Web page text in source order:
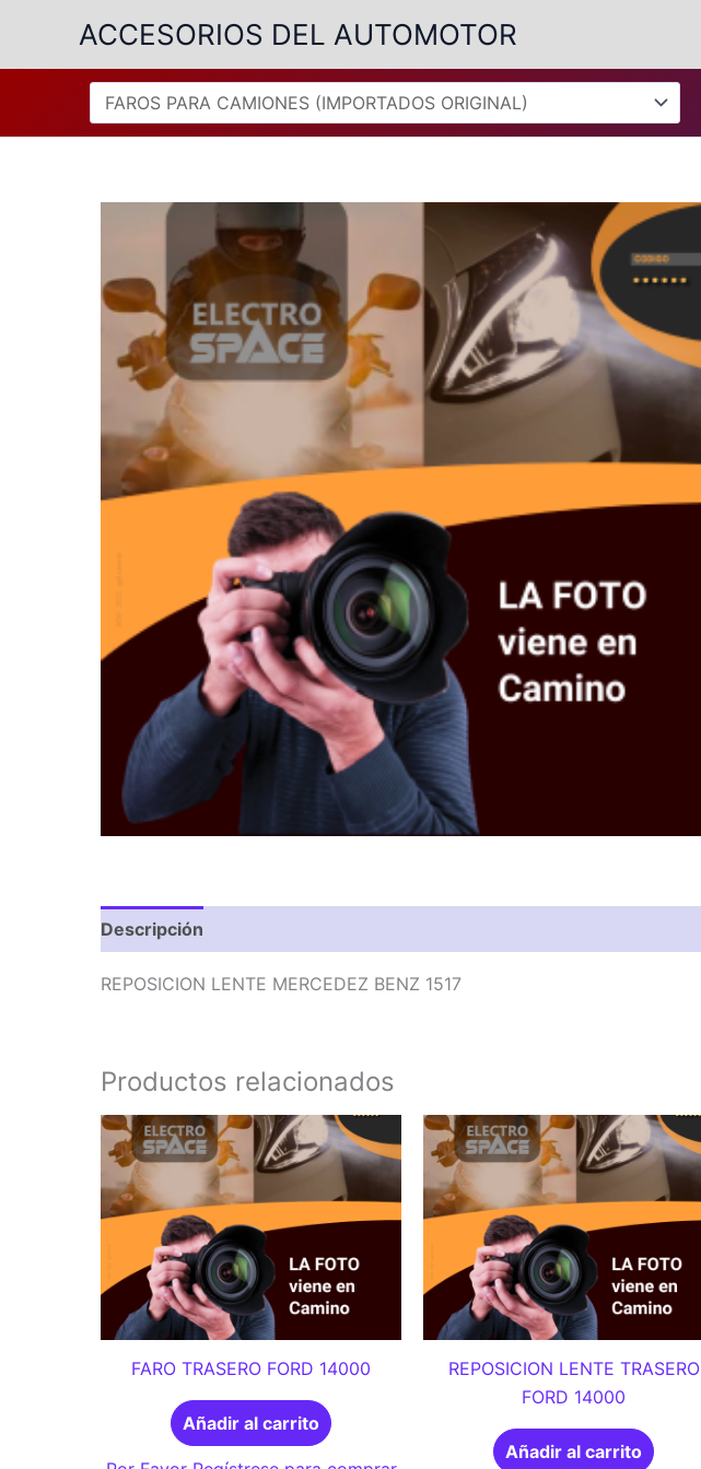
contenido
ACCESORIOS DEL AUTOMOTOR
Descripción
REPOSICION LENTE MERCEDEZ BENZ 1517
Productos relacionados
FARO TRASERO FORD 14000
Añadir al carrito
REPOSICION LENTE TRASERO
FORD 14000
Añadir al carrito